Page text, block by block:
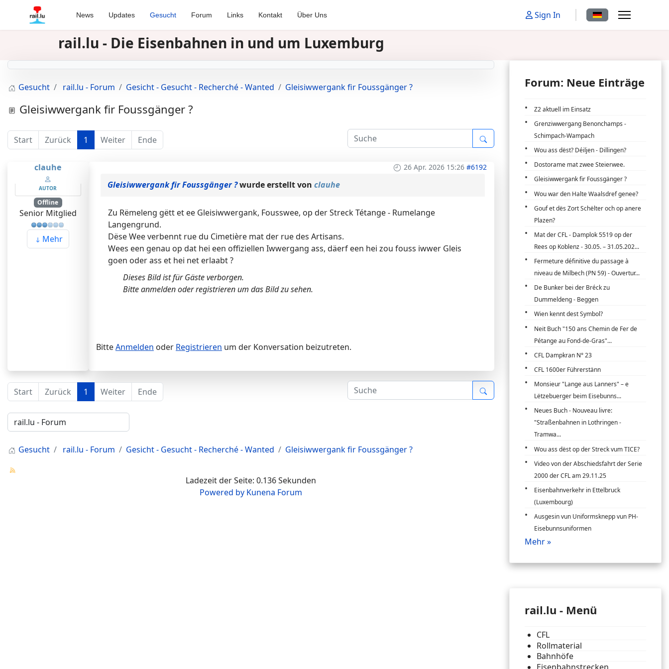
News Updates Gesucht Forum Links Kontakt Über Uns Sign In Sprache auswählen
rail.lu - Die Eisenbahnen in und um Luxemburg
Gesucht rail.lu - Forum Gesicht - Gesucht - Recherché - Wanted Gleisiwwergank fir Foussgänger ?
Gleisiwwergank fir Foussgänger ?
Start Zurück 1 Weiter Ende
clauhe
AUTOR
Offline
Senior Mitglied
Mehr
26 Apr. 2026 15:26 #6192
Gleisiwwergank fir Foussgänger ?wurde erstellt von clauhe
Zu Rëmeleng gëtt et ee Gleisiwwergank, Fousswee, op der Streck Tétange - Rumelange
Langengrund.
Dëse Wee verbennt rue du Cimetière mat der rue des Artisans.
Wees een genau op dat hei een offiziellen Iwwergang ass, däerf een hei zou fouss iwwer Gleis
goen oder ass et hei net erlaabt ?
Dieses Bild ist für Gäste verborgen.
Bitte anmelden oder registrieren um das Bild zu sehen.
BitteAnmelden oder Registrieren um der Konversation beizutreten.
Start Zurück 1 Weiter Ende
Gesucht rail.lu - Forum Gesicht - Gesucht - Recherché - Wanted Gleisiwwergank fir Foussgänger ?
Ladezeit der Seite: 0.136 Sekunden
Powered by Kunena Forum
Forum: Neue Einträge
Z2 aktuell im Einsatz
Grenziwwergang Benonchamps -
Schimpach-Wampach
Wou ass dëst? Déiljen - Dillingen?
Dostorame mat zwee Steierwee.
Gleisiwwergank fir Foussgänger ?
Wou war den Halte Waalsdref genee?
Gouf et dës Zort Schëlter och op anere
Plazen?
Mat der CFL - Damplok 5519 op der
Rees op Koblenz - 30.05. – 31.05.202...
Fermeture définitive du passage à
niveau de Milbech (PN 59) - Ouvertur...
De Bunker bei der Bréck zu
Dummeldeng - Beggen
Wien kennt dest Symbol?
Neit Buch "150 ans Chemin de Fer de
Pétange au Fond-de-Gras"...
CFL Dampkran N° 23
CFL 1600er Führerstänn
Monsieur "Lange aus Lanners" – e
Lëtzebuerger beim Eisebunns...
Neues Buch - Nouveau livre:
"Straßenbahnen in Lothringen -
Tramwa...
Wou ass dëst op der Streck vum TICE?
Video von der Abschiedsfahrt der Serie
2000 der CFL am 29.11.25
Eisenbahnverkehr in Ettelbruck
(Luxembourg)
Ausgesin vun Uniformsknepp vun PH-
Eisebunnsuniformen
Mehr »
rail.lu - Menü
CFL
Rollmaterial
Bahnhöfe